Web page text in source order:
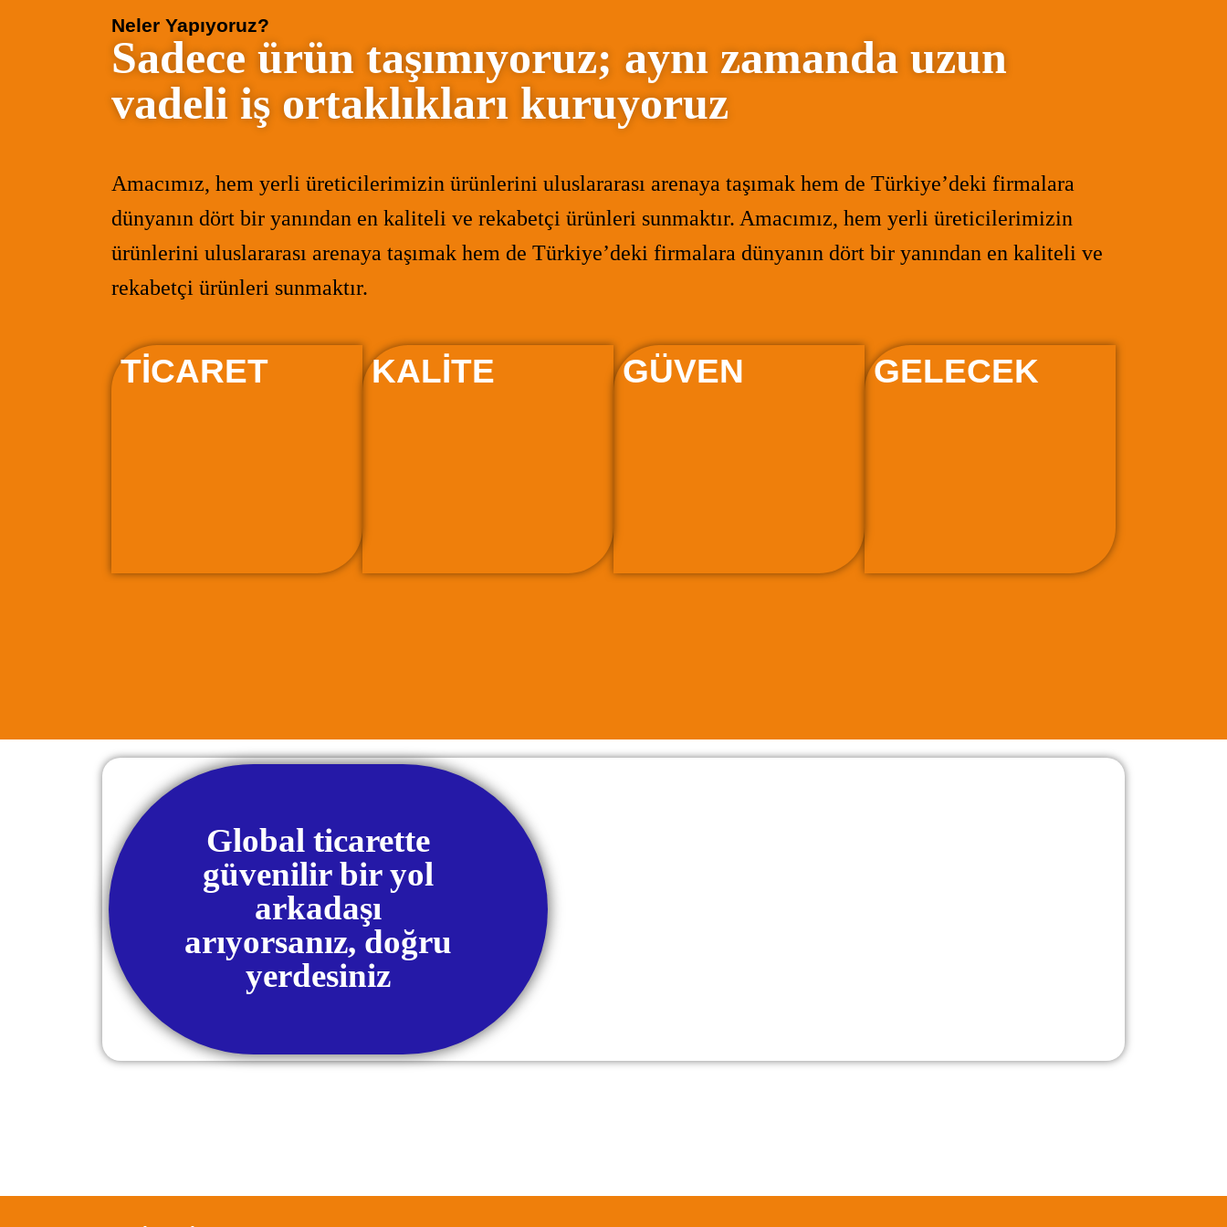
Neler Yapıyoruz?
Sadece ürün taşımıyoruz; aynı zamanda uzun
vadeli iş ortaklıkları kuruyoruz
Amacımız, hem yerli üreticilerimizin ürünlerini uluslararası arenaya taşımak hem de Türkiye’deki firmalara
dünyanın dört bir yanından en kaliteli ve rekabetçi ürünleri sunmaktır. Amacımız, hem yerli üreticilerimizin
ürünlerini uluslararası arenaya taşımak hem de Türkiye’deki firmalara dünyanın dört bir yanından en kaliteli ve
rekabetçi ürünleri sunmaktır.
TİCARET KALİTE GÜVEN GELECEK
Global ticarette
güvenilir bir yol
arkadaşı
arıyorsanız, doğru
yerdesiniz